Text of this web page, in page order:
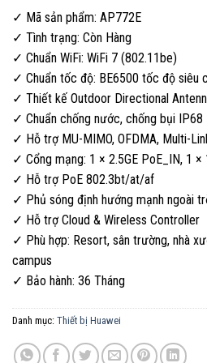
✓ Mã sản phẩm: AP772E
✓ Tình trạng: Còn Hàng
✓ Chuẩn WiFi: WiFi 7 (802.11be)
✓ Chuẩn tốc độ: BE6500 tốc độ siêu
✓ Thiết kế Outdoor Directional
✓ Chuẩn chống nước, chống bụi IP68
✓ Hỗ trợ MU-MIMO, OFDMA, Multi-
✓ Cổng mạng: 1 × 2.5GE PoE_IN, 1 ×
✓ Hỗ trợ PoE 802.3bt/at/af
✓ Phủ sóng định hướng mạnh ngoài
✓ Hỗ trợ Cloud & Wireless Controller
✓ Phù hợp: Resort, sân trường, nhà
campus
✓ Bảo hành: 36 Tháng
Danh mục: Thiết bị Huawei